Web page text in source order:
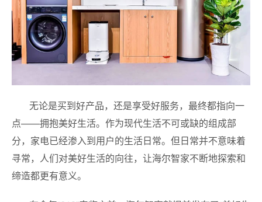
无论是买到好产品，还是享受好服务，最终都指向一
点——拥抱美好生活。作为现代生活不可或缺的组成部
分，家电已经渗入到用户的生活日常。但日常并不意味着
寻常，人们对美好生活的向往，让海尔智家不断地探索和
缔造都更有意义。